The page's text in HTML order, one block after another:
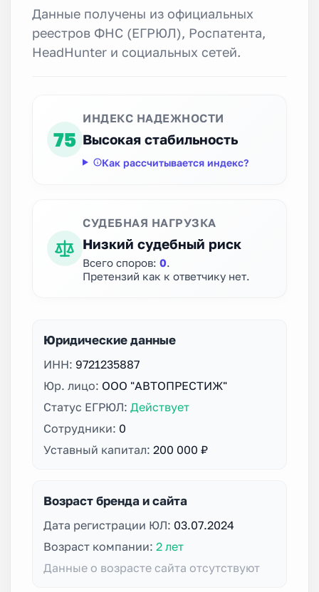
Данные получены из официальных
реестров ФНС (ЕГРЮЛ), Роспатента,
HeadHunter и социальных сетей.
75
ИНДЕКС НАДЕЖНОСТИ
Высокая стабильность
Как рассчитывается индекс?
СУДЕБНАЯ НАГРУЗКА
Низкий судебный риск
Всего споров: 0
Претензий как к ответчику нет.
Юридические данные
ИНН: 9721235887
Юр. лицо: ООО "АВТОПРЕСТИЖ"
Статус ЕГРЮЛ: Действует
Сотрудники: 0
Уставный капитал: 200 000 ₽
Возраст бренда и сайта
Дата регистрации ЮЛ: 03.07.2024
Возраст компании: 2 лет
Данные о возрасте сайта отсутствуют